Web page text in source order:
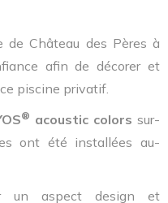
de Château des Pères à
afin de décorer et
piscine privatif.
® acoustic colors sur-
ont été installées au-
un aspect design et